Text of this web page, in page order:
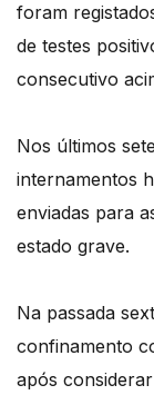
foram
de testes
consecutivo
Nos últimos
internamentos
enviadas para
estado grave.
Na passada
confinamento
após